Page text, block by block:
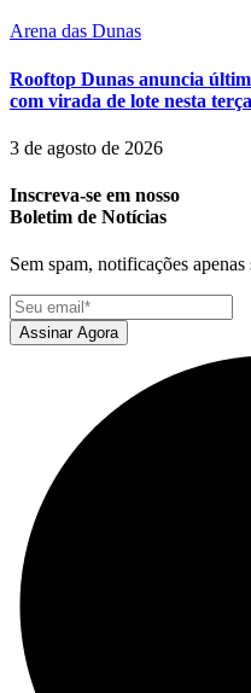
Arena das Dunas
Rooftop Dunas anuncia
com virada de lote nesta
3 de agosto de 2026
Inscreva-se em nosso
Boletim de Notícias
Sem spam, notificações
Assinar Agora